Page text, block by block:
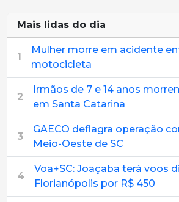
Mais lidas do dia
1
Mulher morre em acidente
motocicleta
2
Irmãos de 7 e 14 anos
em Santa Catarina
3
GAECO deflagra operação
Meio-Oeste de SC
4
Voa+SC: Joaçaba terá voos
Florianópolis por R$ 450